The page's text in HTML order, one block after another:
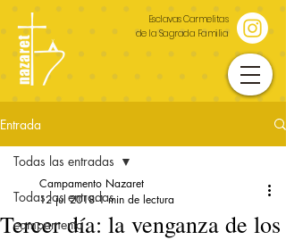
Esclavas Carmelitas
de la Sagrada Familia
Entrada
Todas las entradas
campamento
Todas las entradas
Tercer día: la venganza de los
Campamento Nazaret
12 jul 2018 1 min de lectura